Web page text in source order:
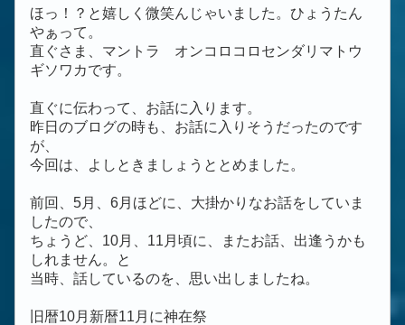
ほっ！？と嬉しく微笑んじゃいました。ひょうたん
やぁって。
直ぐさま、マントラ オンコロコロセンダリマトウ
ギソワカです。
直ぐに伝わって、お話に入ります。
昨日のブログの時も、お話に入りそうだったのです
が、
今回は、よしときましょうととめました。
前回、5月、6月ほどに、大掛かりなお話をしていま
したので、
ちょうど、10月、11月頃に、またお話、出逢うかも
しれません。と
当時、話しているのを、思い出しましたね。
旧暦10月新暦11月に神在祭